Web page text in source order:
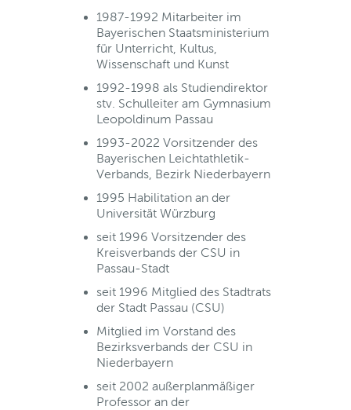
1987-1992 Mitarbeiter im
Bayerischen Staatsministerium
für Unterricht, Kultus,
Wissenschaft und Kunst
1992-1998 als Studiendirektor
stv. Schulleiter am Gymnasium
Leopoldinum Passau
1993-2022 Vorsitzender des
Bayerischen Leichtathletik-
Verbands, Bezirk Niederbayern
1995 Habilitation an der
Universität Würzburg
seit 1996 Vorsitzender des
Kreisverbands der CSU in
Passau-Stadt
seit 1996 Mitglied des Stadtrats
der Stadt Passau (CSU)
Mitglied im Vorstand des
Bezirksverbands der CSU in
Niederbayern
seit 2002 außerplanmäßiger
Professor an der